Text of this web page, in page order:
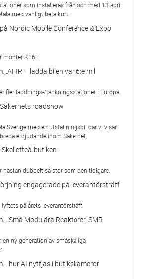
som installeras från och med 13 april
med vanligt betalkort.
Nordic Mobile Conference & Expo
monter K16!
– ladda bilen var 6:e mil
fler laddnings-/tankningsstationer i Europa.
roadshow
Sverige med en utställningsbil där vi visar
erbjudande inom Säkerhet.
butiken
nästan dubbelt så stor som den tidigare.
engagerade på leverantörsträff
på årets leverantörsträff.
Små Modulära Reaktorer, SMR
en ny generation av småskaliga
hur AI nyttjas i butikskameror